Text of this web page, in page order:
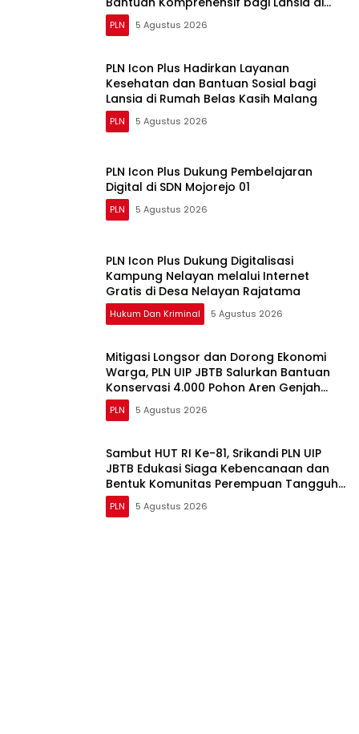
Malang
PLN 5 Agustus 2026
PLN Icon Plus Hadirkan Layanan
Kesehatan dan Bantuan Sosial bagi
Lansia di Rumah Belas Kasih Malang
PLN 5 Agustus 2026
PLN Icon Plus Dukung Pembelajaran
Digital di SDN Mojorejo 01
PLN 5 Agustus 2026
PLN Icon Plus Dukung Digitalisasi
Kampung Nelayan melalui Internet
Gratis di Desa Nelayan Rajatama
Hukum Dan Kriminal 5 Agustus 2026
Mitigasi Longsor dan Dorong Ekonomi
Warga, PLN UIP JBTB Salurkan Bantuan
Konservasi 4.000 Pohon Aren Genjah
Asal Aceh di Banyuwangi
PLN 5 Agustus 2026
Sambut HUT RI Ke-81, Srikandi PLN UIP
JBTB Edukasi Siaga Kebencanaan dan
Bentuk Komunitas Perempuan Tangguh
Simacan Banyuwangi.
PLN 5 Agustus 2026